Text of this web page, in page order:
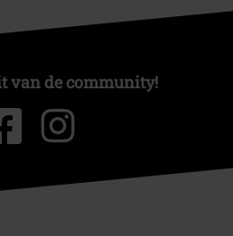
van de community!